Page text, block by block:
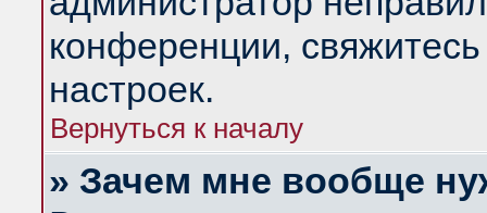
конференции,
настроек.
Вернуться к началу
» Зачем мне вообще